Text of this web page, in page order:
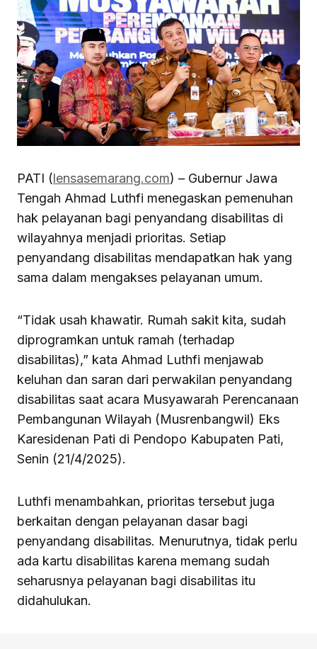
PATI (lensasemarang.com) – Gubernur Jawa
Tengah Ahmad Luthfi menegaskan pemenuhan
hak pelayanan bagi penyandang disabilitas di
wilayahnya menjadi prioritas. Setiap
penyandang disabilitas mendapatkan hak yang
sama dalam mengakses pelayanan umum.
“Tidak usah khawatir. Rumah sakit kita, sudah
diprogramkan untuk ramah (terhadap
disabilitas),” kata Ahmad Luthfi menjawab
keluhan dan saran dari perwakilan penyandang
disabilitas saat acara Musyawarah Perencanaan
Pembangunan Wilayah (Musrenbangwil) Eks
Karesidenan Pati di Pendopo Kabupaten Pati,
Senin (21/4/2025).
Luthfi menambahkan, prioritas tersebut juga
berkaitan dengan pelayanan dasar bagi
penyandang disabilitas. Menurutnya, tidak perlu
ada kartu disabilitas karena memang sudah
seharusnya pelayanan bagi disabilitas itu
didahulukan.